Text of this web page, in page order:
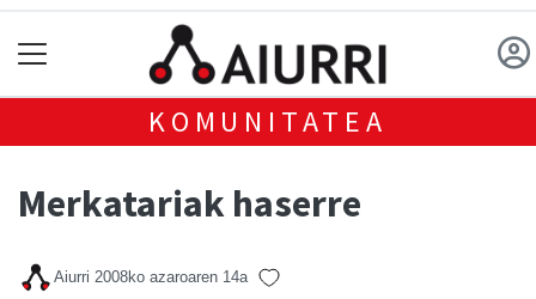
KOMUNITATEA
Merkatariak haserre
Aiurri 2008ko azaroaren 14a